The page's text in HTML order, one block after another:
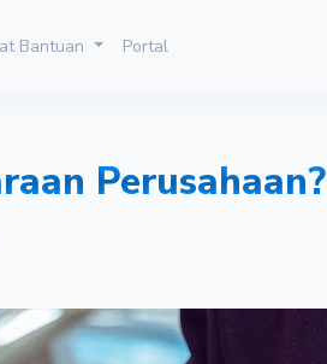
Bantuan Portal
Perusahaan?